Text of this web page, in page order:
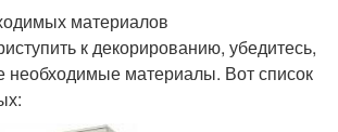
материалов
к декорированию, убедитесь,
необходимые материалы. Вот список